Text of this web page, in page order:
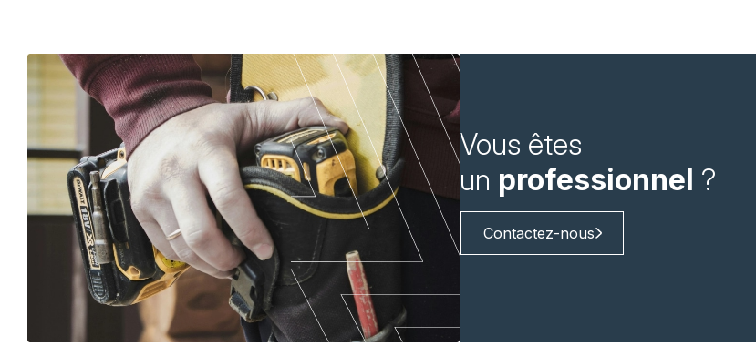
Vous êtes
un professionnel ?
Contactez-nous